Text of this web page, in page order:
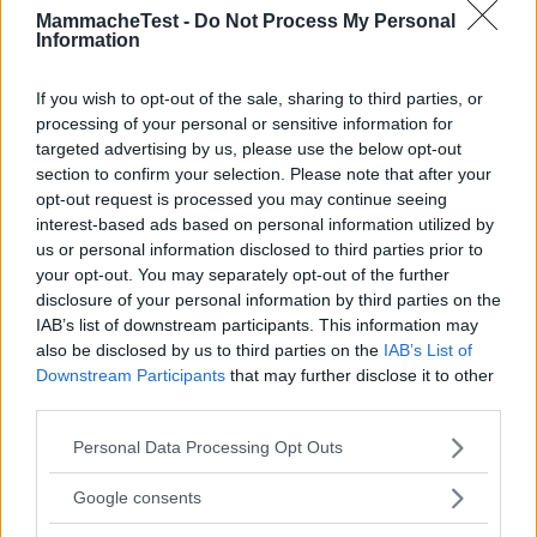
MammacheTest - Do Not Process My Personal
Information
If you wish to opt-out of the sale, sharing to third parties, or
processing of your personal or sensitive information for
targeted advertising by us, please use the below opt-out
section to confirm your selection. Please note that after your
opt-out request is processed you may continue seeing
interest-based ads based on personal information utilized by
us or personal information disclosed to third parties prior to
your opt-out. You may separately opt-out of the further
disclosure of your personal information by third parties on the
IAB’s list of downstream participants. This information may
also be disclosed by us to third parties on the IAB’s List of
Downstream Participants that may further disclose it to other
Please note that this website/app uses one or more Google
not limited to your visit or usage behaviour. You may click to
Personal Data Processing Opt Outs
Google consents
«Comodo e robusto, ma non
13.03.25
su 10
Il Letto Campo G-2 Matic è una buona scelta per chi cerca un
letto resistente e comodo. Tra i p
...continua a leggere
Utile
)
Valemazzu1993
Advisor
«Lettino da favola»
10.0
su 10
Lettino da campeggio funzionale e favoloso! Lo utilizzo molto